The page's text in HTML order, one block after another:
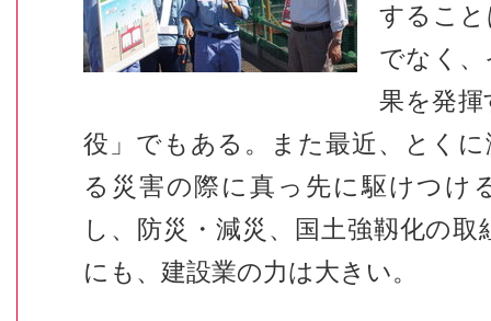
するこ
でなく
果を発
役」でもある。また最近、とく
る災害の際に真っ先に駆けつけ
し、防災・減災、国土強靱化の
にも、建設業の力は大きい。